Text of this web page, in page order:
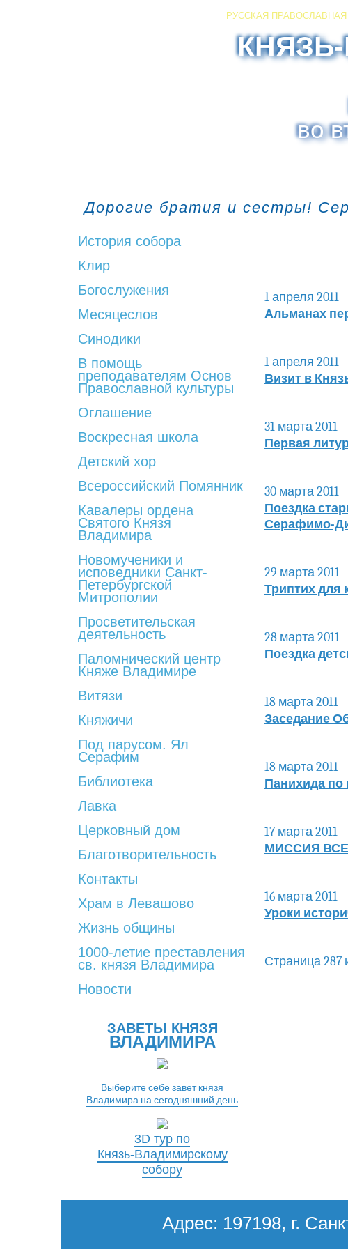
РУССКАЯ
во
Дорогие братия и сестры!
История собора
Клир
Богослужения
Месяцеслов
Синодики
В помощь
преподавателям Основ
Православной культуры
Оглашение
Воскресная школа
Детский хор
Всероссийский Помянник
Кавалеры ордена
Святого Князя
Владимира
Новомученики и
исповедники Санкт-
Петербургской
Митрополии
Просветительская
деятельность
Паломнический центр
Княже Владимире
Витязи
Княжичи
Под парусом. Ял
Серафим
Библиотека
Лавка
Церковный дом
Благотворительность
Контакты
Храм в Левашово
Жизнь общины
1000-летие преставления
св. князя Владимира
Новости
ЗАВЕТЫ КНЯЗЯ
ВЛАДИМИРА
Выберите себе завет князя
Владимира на сегодняшний день
3D тур по
Князь-Владимирскому
собору
1 апреля 2011
Альманах
1 апреля 2011
Визит в
31 марта 2011
Первая
30 марта 2011
Поездка
Серафимо-
29 марта 2011
Триптих для
28 марта 2011
Поездка
18 марта 2011
Заседание
18 марта 2011
Панихида по
17 марта 2011
МИССИЯ
16 марта 2011
Уроки
Страница 287
Адрес: 197198, г.